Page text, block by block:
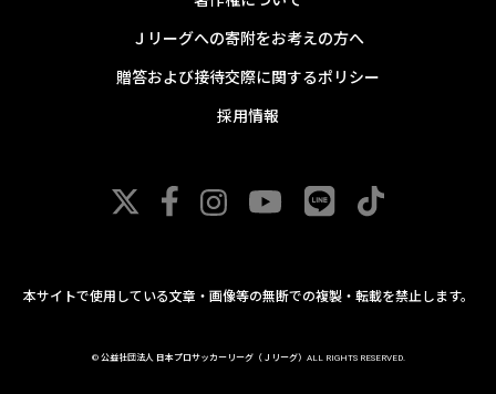
Ｊリーグへの寄附をお考えの方へ
贈答および接待交際に関するポリシー
採用情報
本サイトで使用している文章・画像等の無断での複製・転載を禁止します。
© 公益社団法人 日本プロサッカーリーグ（Ｊリーグ）ALL RIGHTS RESERVED.